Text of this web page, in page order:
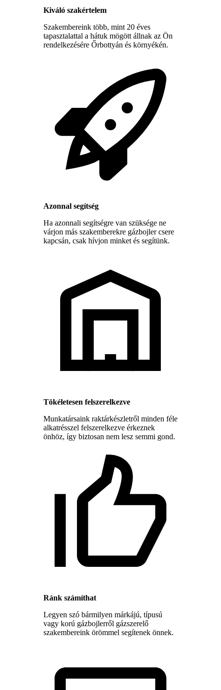
Kiváló szakértelem
Szakembereink több, mint 20 éves
tapasztalattal a hátuk mögött állnak az Ön
rendelkezésére Őrbottyán és környékén.
Azonnal segítség
Ha azonnali segítségre van szüksége ne
várjon más szakemberekre gázbojler csere
kapcsán, csak hívjon minket és segítünk.
Tökéletesen felszerelkezve
Munkatársaink raktárkészletről minden féle
alkatrésszel felszerelkezve érkeznek
önhöz, így biztosan nem lesz semmi gond.
Ránk számíthat
Legyen szó bármilyen márkájú, típusú
vagy korú gázbojlerről gázszerelő
szakembereink örömmel segítenek önnek.